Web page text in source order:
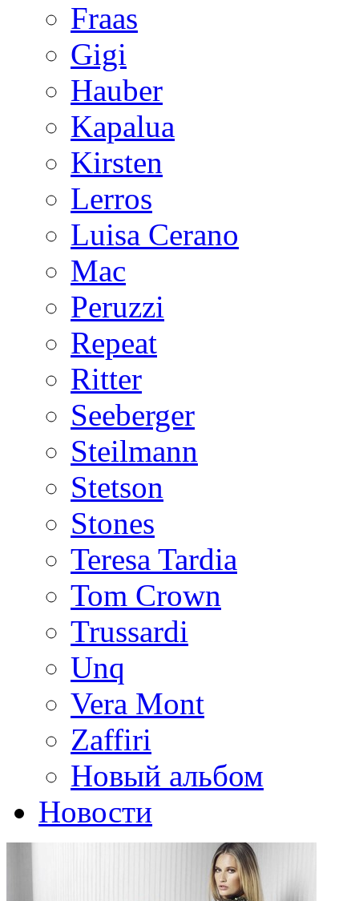
Fraas
Gigi
Hauber
Kapalua
Kirsten
Lerros
Luisa Cerano
Mac
Peruzzi
Repeat
Ritter
Seeberger
Steilmann
Stetson
Stones
Teresa Tardia
Tom Crown
Trussardi
Unq
Vera Mont
Zaffiri
Новый альбом
Новости